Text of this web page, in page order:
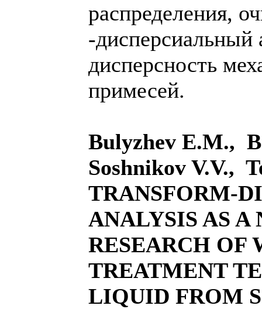
распределения,
-дисперсиальный
дисперсность
примесей.
Bulyzhev E.M.,
Soshnikov V.V.,
TRANSFORM-
ANALYSIS AS
RESEARCH OF
TREATMENT
LIQUID FROM